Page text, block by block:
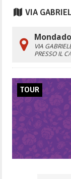
VIA
VIA
PRESSO IL
TOUR